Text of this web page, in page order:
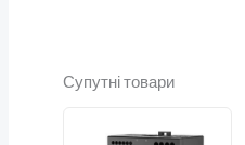
Супутні товари